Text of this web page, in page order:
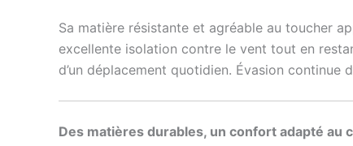
Sa matière résistante et agréable au toucher
excellente isolation contre le vent tout en
d’un déplacement quotidien. Évasion continue
Des matières durables, un confort adapté au